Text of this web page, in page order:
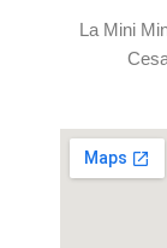
La Mini